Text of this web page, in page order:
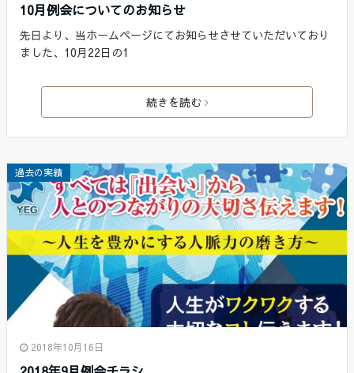
10月例会についてのお知らせ
先日より、当ホームページにてお知らせさせていただいており
ました、10月22日の1
続きを読む
過去の実績
2018年10月16日